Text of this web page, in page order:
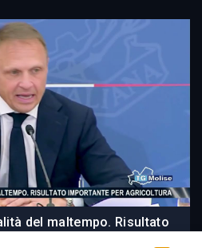
del maltempo. Risultato